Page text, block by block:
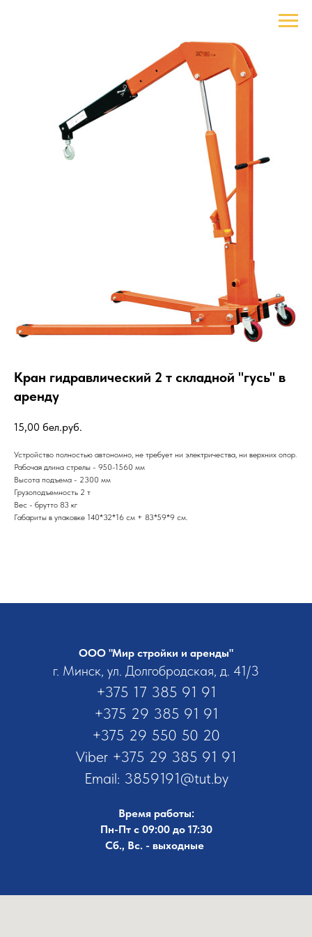
Кран гидравлический 2 т складной "гусь" в
аренду
15,00 бел.руб.
Устройство полностью автономно, не требует ни электричества, ни верхних опор.
Рабочая длина стрелы - 950-1560 мм
Высота подъема - 2300 мм
Грузоподъемность 2 т
Вес - брутто 83 кг
Габариты в упаковке 140*32*16 см + 83*59*9 см.
ООО "Мир стройки и аренды"
г. Минск, ул. Долгобродская, д. 41/3
+375 17 385 91 91
+375 29 385 91 91
+375 29 550 50 20
Viber +375 29 385 91 91
Email: 3859191@tut.by
Время работы:
Пн-Пт с 09:00 до 17:30
Сб., Вс. - выходные